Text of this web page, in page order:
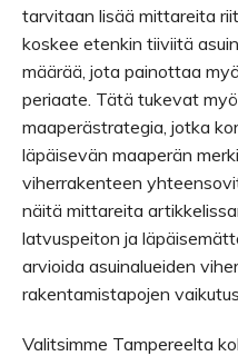
tarvitaan lisää mittareita
koskee etenkin tiiviitä
määrää, jota painottaa
periaate. Tätä tukevat
maaperästrategia, jotka
läpäisevän maaperän
viherrakenteen
näitä mittareita
latvuspeiton ja
arvioida asuinalueiden
rakentamistapojen
Valitsimme Tampereelta